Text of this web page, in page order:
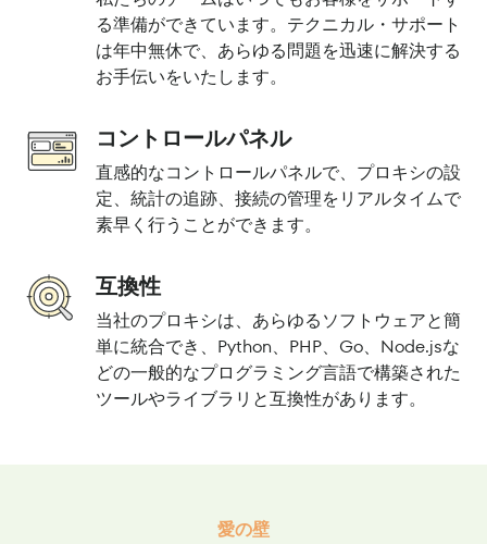
る準備ができています。テクニカル・サポート
は年中無休で、あらゆる問題を迅速に解決する
お手伝いをいたします。
コントロールパネル
直感的なコントロールパネルで、プロキシの設
定、統計の追跡、接続の管理をリアルタイムで
素早く行うことができます。
互換性
当社のプロキシは、あらゆるソフトウェアと簡
単に統合でき、Python、PHP、Go、Node.jsな
どの一般的なプログラミング言語で構築された
ツールやライブラリと互換性があります。
愛の壁